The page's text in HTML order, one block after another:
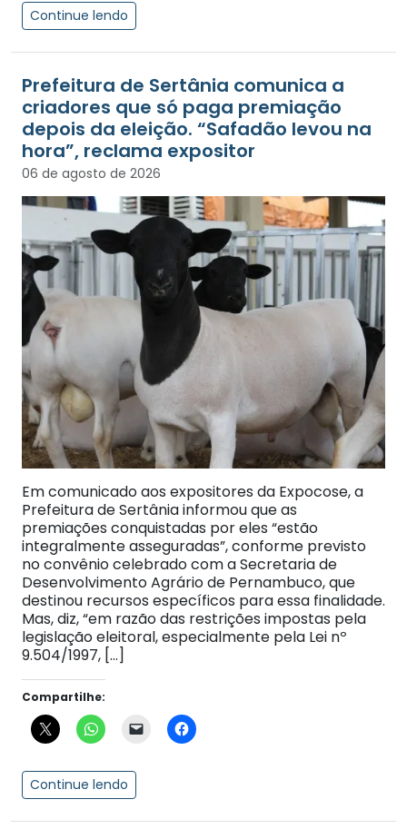
Continue lendo
Prefeitura de Sertânia comunica a
criadores que só paga premiação
depois da eleição. “Safadão levou na
hora”, reclama expositor
06 de agosto de 2026
Em comunicado aos expositores da Expocose, a
Prefeitura de Sertânia informou que as
premiações conquistadas por eles “estão
integralmente asseguradas”, conforme previsto
no convênio celebrado com a Secretaria de
Desenvolvimento Agrário de Pernambuco, que
destinou recursos específicos para essa finalidade.
Mas, diz, “em razão das restrições impostas pela
legislação eleitoral, especialmente pela Lei nº
9.504/1997, […]
Compartilhe:
Continue lendo